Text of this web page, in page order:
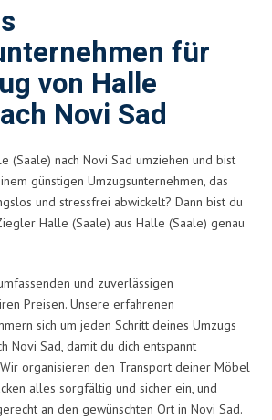
für
von Halle
Novi Sad
(Saale) nach Novi Sad umziehen und bist
günstigen Umzugsunternehmen, das
und stressfrei abwickelt? Dann bist du
Halle (Saale) aus Halle (Saale) genau
und zuverlässigen
Preisen. Unsere erfahrenen
sich um jeden Schritt deines Umzugs
Novi Sad, damit du dich entspannt
Wir organisieren den Transport deiner Möbel
alles sorgfältig und sicher ein, und
an den gewünschten Ort in Novi Sad.